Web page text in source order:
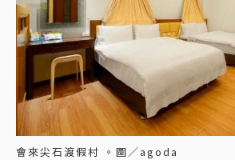
會來尖石渡假村 。圖／agoda